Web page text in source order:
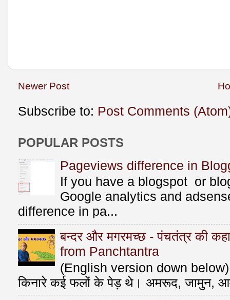
Newer Post
Subscribe to: Post Comments
POPULAR POSTS
Pageviews difference in
If you have a blogspot or
Google analytics and
difference in pa...
बन्दर और मगरमच्छ - पंचतंत्र की
from Panchtantra
(English version down below)
किनारे कई फलों के पेड़ थे। अमरूद, जामुन,